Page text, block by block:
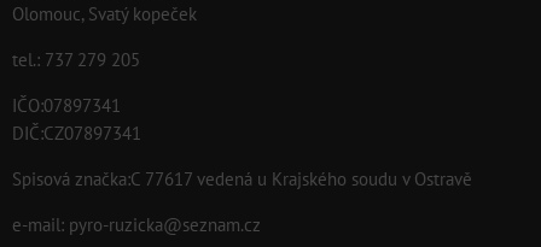
Olomouc, Svatý kopeček
tel.: 737 279 205
IČO:07897341
DIČ:CZ07897341
Spisová značka:C 77617 vedená u Krajského soudu v Ostravě
e-mail: pyro-ruzicka@seznam.cz